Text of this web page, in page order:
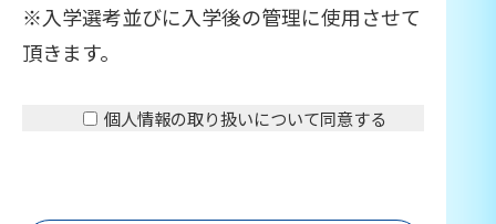
※入学選考並びに入学後の管理に使用させて
頂きます。
個人情報の取り扱いについて同意する